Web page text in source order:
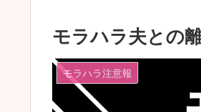
モラハラ夫との
モラハラ注意報